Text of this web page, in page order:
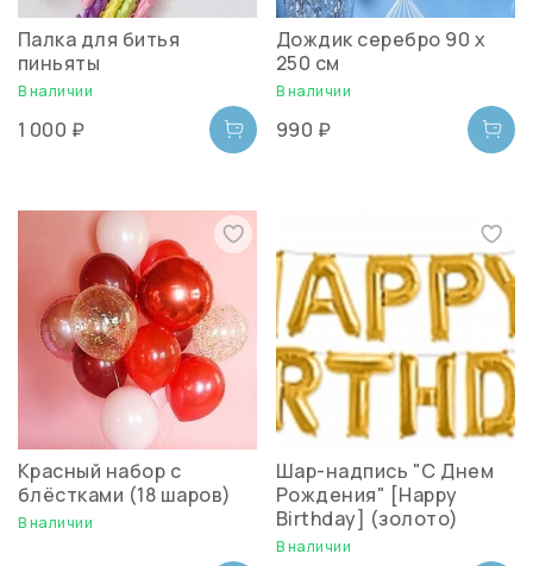
Палка для битья
пиньяты
В наличии
1 000 ₽
Дождик серебро 90 х
250 см
В наличии
990 ₽
Красный набор с
блёстками (18 шаров)
В наличии
Шар-надпись "С Днем
Рождения" [Happy
Birthday] (золото)
В наличии